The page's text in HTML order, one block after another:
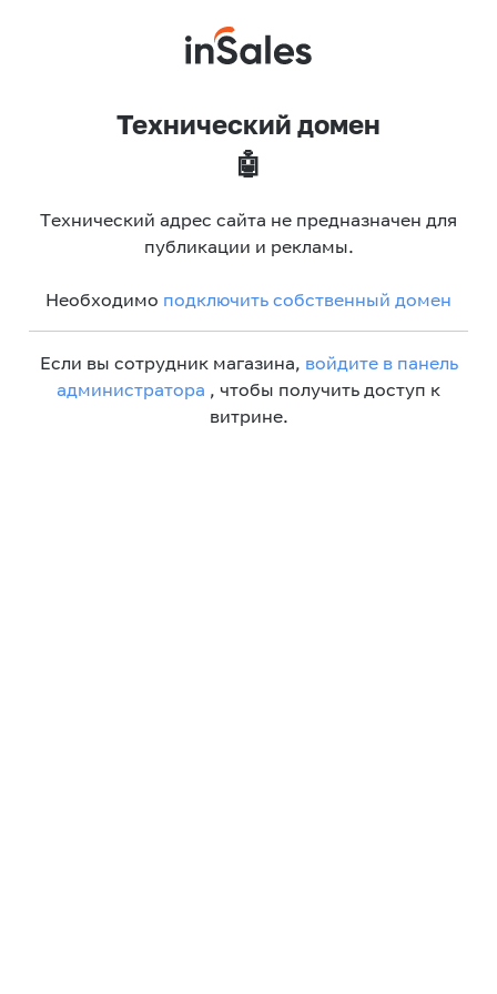
Технический домен
🤖
Технический адрес сайта не предназначен для
публикации и рекламы.
Необходимо подключить собственный домен
Если вы сотрудник магазина, войдите в панель
администратора , чтобы получить доступ к
витрине.